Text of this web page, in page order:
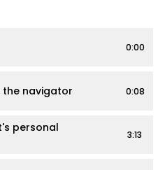
0:00
the navigator 0:08
personal
3:13